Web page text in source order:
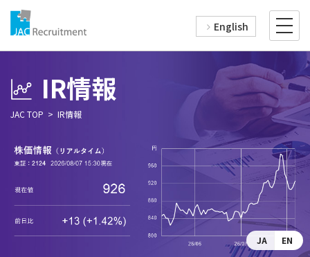
IR情報
JAC TOP IR情報
JA EN
English